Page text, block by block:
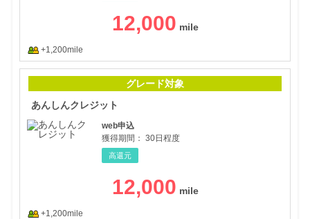
12,000
+1,200mile
グレード対象
あんしんクレジット
web申込
獲得期間： 30日程度
高還元
12,000
+1,200mile